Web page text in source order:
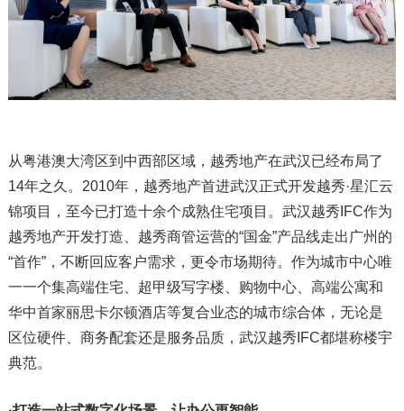
从粤港澳大湾区到中西部区域，越秀地产在武汉已经布局了
14年之久。2010年，越秀地产首进武汉正式开发越秀·星汇云
锦项目，至今已打造十余个成熟住宅项目。武汉越秀IFC作为
越秀地产开发打造、越秀商管运营的“国金”产品线走出广州的
“首作”，不断回应客户需求，更令市场期待。作为城市中心唯
一一个集高端住宅、超甲级写字楼、购物中心、高端公寓和
华中首家丽思卡尔顿酒店等复合业态的城市综合体，无论是
区位硬件、商务配套还是服务品质，武汉越秀IFC都堪称楼宇
典范。